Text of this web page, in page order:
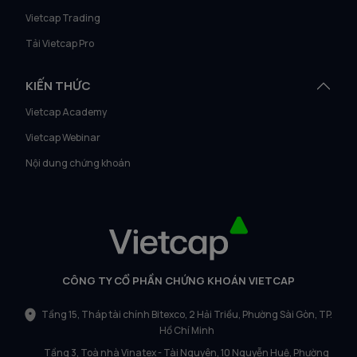
Vietcap Trading
Tải Vietcap Pro
KIẾN THỨC
Vietcap Academy
Vietcap Webinar
Nội dung chứng khoán
CÔNG TY CỔ PHẦN CHỨNG KHOÁN VIETCAP
Tầng 15, Tháp tài chính Bitexco, 2 Hải Triều, Phường Sài Gòn, TP.
Hồ Chí Minh
Tầng 3, Toà nhà Vinatex - Tài Nguyên, 10 Nguyễn Huệ, Phường